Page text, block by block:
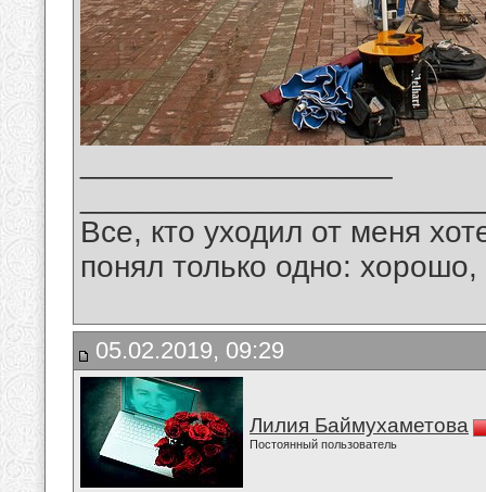
Все, кто уходил от меня
понял только одно:
05.02.2019, 09:29
Лилия Баймухаметова
Постоянный пользователь